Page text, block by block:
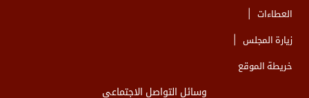
العطاءات
زيارة المجلس
خريطة الموقع
وسائل التواصل الاجتماعي